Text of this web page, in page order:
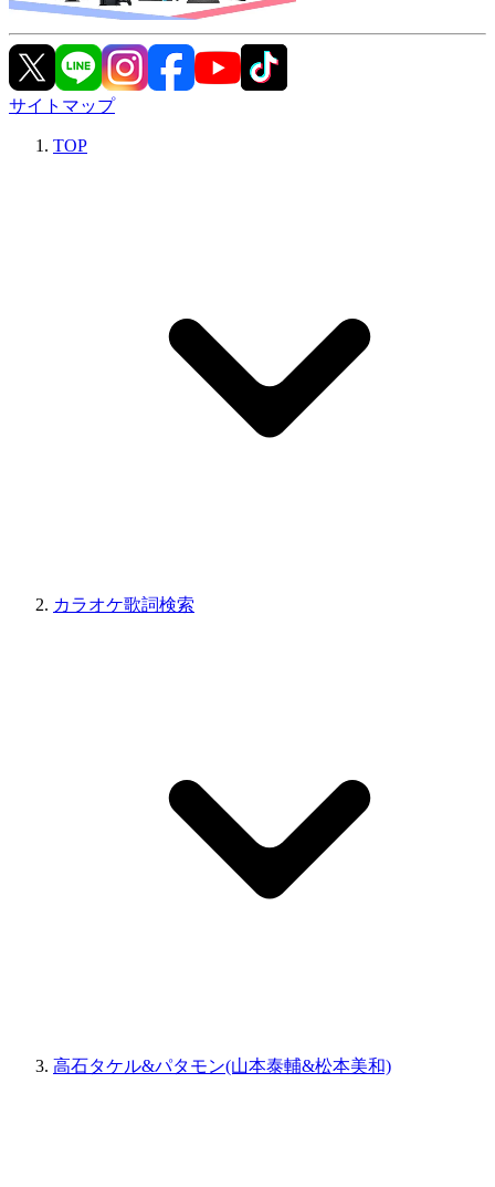
サイトマップ
TOP
カラオケ歌詞検索
高石タケル&パタモン(山本泰輔&松本美和)